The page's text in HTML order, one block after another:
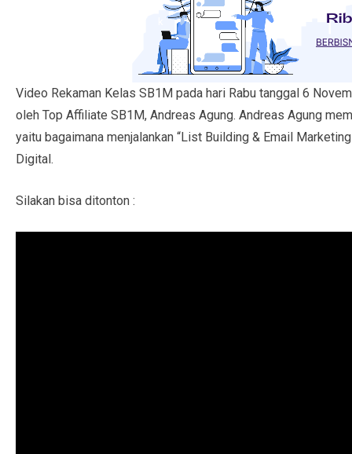
Video Rekaman Kelas SB1M pada hari Rabu tanggal 6
oleh Top Affiliate SB1M, Andreas Agung. Andreas Agung
yaitu bagaimana menjalankan “List Building & Email
Digital.
Silakan bisa ditonton :